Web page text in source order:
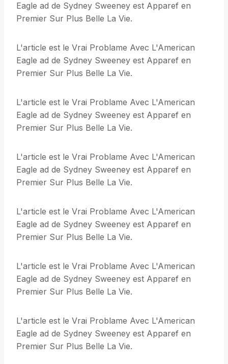
Eagle ad de Sydney Sweeney est Apparef en
Premier Sur Plus Belle La Vie.
L'article est le Vrai Problame Avec L'American
Eagle ad de Sydney Sweeney est Apparef en
Premier Sur Plus Belle La Vie.
L'article est le Vrai Problame Avec L'American
Eagle ad de Sydney Sweeney est Apparef en
Premier Sur Plus Belle La Vie.
L'article est le Vrai Problame Avec L'American
Eagle ad de Sydney Sweeney est Apparef en
Premier Sur Plus Belle La Vie.
L'article est le Vrai Problame Avec L'American
Eagle ad de Sydney Sweeney est Apparef en
Premier Sur Plus Belle La Vie.
L'article est le Vrai Problame Avec L'American
Eagle ad de Sydney Sweeney est Apparef en
Premier Sur Plus Belle La Vie.
L'article est le Vrai Problame Avec L'American
Eagle ad de Sydney Sweeney est Apparef en
Premier Sur Plus Belle La Vie.